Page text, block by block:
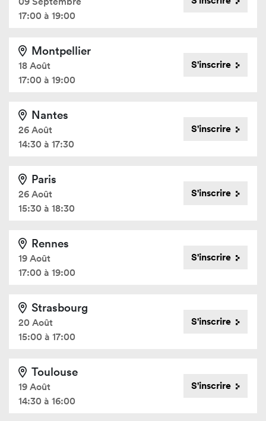
17:00 à 19:00
Montpellier
18 Août
17:00 à 19:00
S'inscrire
Nantes
26 Août
14:30 à 17:30
S'inscrire
Paris
26 Août
15:30 à 18:30
S'inscrire
Rennes
19 Août
17:00 à 19:00
S'inscrire
Strasbourg
20 Août
15:00 à 17:00
S'inscrire
Toulouse
19 Août
14:30 à 16:00
S'inscrire